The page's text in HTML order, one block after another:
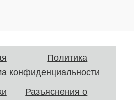
Политика
конфиденциальности
Разъяснения о